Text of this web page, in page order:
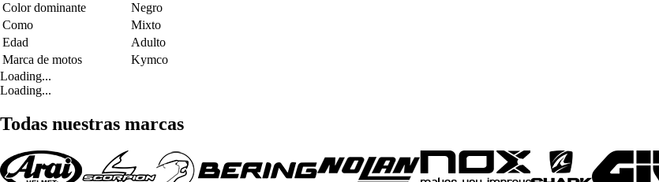
Color dominante
Negro
Como
Mixto
Edad
Adulto
Marca de motos
Kymco
Loading...
Loading...
Todas nuestras marcas